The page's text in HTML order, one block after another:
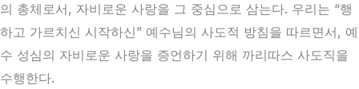
의 총체로서, 자비로운 사랑을 그 중심으로 삼는다. 우리는 “행
하고 가르치신 시작하신” 예수님의 사도적 방침을 따르면서, 예
수 성심의 자비로운 사랑을 증언하기 위해 까리따스 사도직을
수행한다.